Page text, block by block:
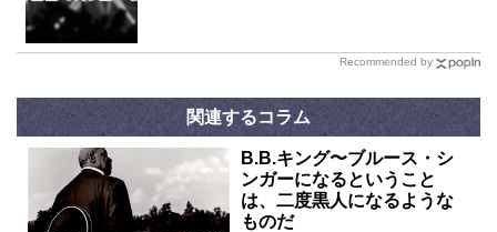
Recommended by
関連するコラム
B.B.キング〜ブルース・シ
ンガーになるということ
は、二度黒人になるような
ものだ